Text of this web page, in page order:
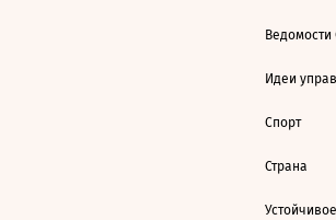
Идеи
Спорт
Страна